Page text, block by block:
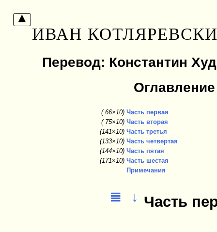
ИВАН
Перевод: Константин
Оглавление
66
Часть первая
75
Часть вторая
141
Часть третья
133
Часть четвертая
144
Часть пятая
171
Часть шестая
Примечания
≣ ↓ Часть